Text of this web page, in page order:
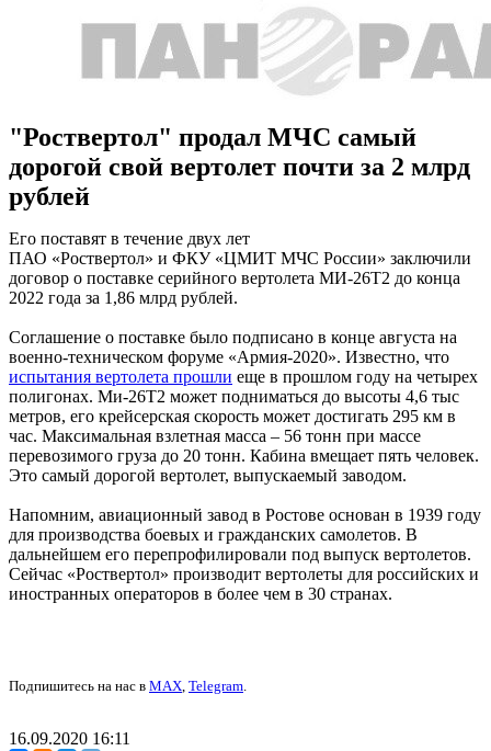
"Роствертол" продал МЧС самый
дорогой свой вертолет почти за 2 млрд
рублей
Его поставят в течение двух лет
ПАО «Роствертол» и ФКУ «ЦМИТ МЧС России» заключили
договор о поставке серийного вертолета МИ-26Т2 до конца
2022 года за 1,86 млрд рублей.
Соглашение о поставке было подписано в конце августа на
военно-техническом форуме «Армия-2020». Известно, что
испытания вертолета прошли еще в прошлом году на четырех
полигонах. Ми-26Т2 может подниматься до высоты 4,6 тыс
метров, его крейсерская скорость может достигать 295 км в
час. Максимальная взлетная масса – 56 тонн при массе
перевозимого груза до 20 тонн. Кабина вмещает пять человек.
Это самый дорогой вертолет, выпускаемый заводом.
Напомним, авиационный завод в Ростове основан в 1939 году
для производства боевых и гражданских самолетов. В
дальнейшем его перепрофилировали под выпуск вертолетов.
Сейчас «Роствертол» производит вертолеты для российских и
иностранных операторов в более чем в 30 странах.
Подпишитесь на нас в MAX, Telegram.
16.09.2020 16:11